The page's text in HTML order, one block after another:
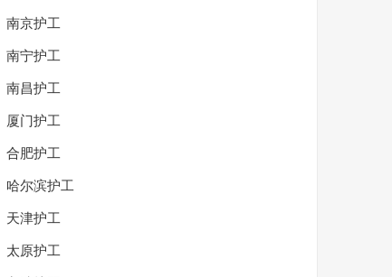
南京护工
南宁护工
南昌护工
厦门护工
合肥护工
哈尔滨护工
天津护工
太原护工